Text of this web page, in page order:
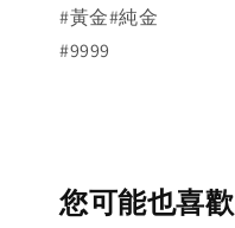
#黃金#純金
#9999
您可能也喜歡